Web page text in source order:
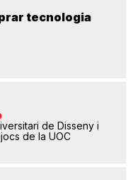
tecnologia
de Disseny i
de la UOC